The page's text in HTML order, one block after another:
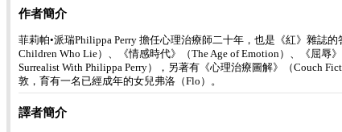
作者簡介
菲莉帕•派瑞Philippa Perry 擔任心理治療師二十年，也是《紅》雜誌
Children Who Lie）、《情感時代》（The Age of Emotion）、《屈辱
Surrealist With Philippa Perry），另著有《心理治療圖解》（Couch
敦，育有一名已經成年的女兒弗洛（Flo）。
譯者簡介